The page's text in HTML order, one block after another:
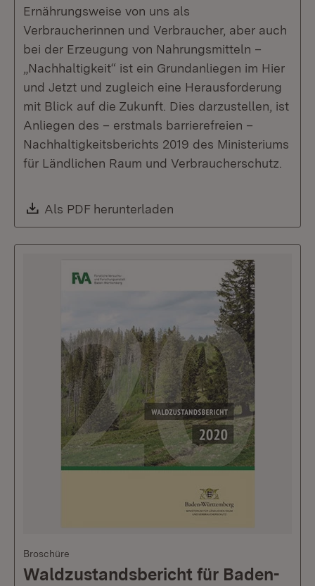
Ernährungsweise von uns als
Verbraucherinnen und Verbraucher, aber auch
bei der Erzeugung von Nahrungsmitteln –
„Nachhaltigkeit“ ist ein Grundanliegen im Hier
und Jetzt und zugleich eine Herausforderung
mit Blick auf die Zukunft. Dies darzustellen, ist
Anliegen des – erstmals barrierefreien –
Nachhaltigkeitsberichts 2019 des Ministeriums
für Ländlichen Raum und Verbraucher­schutz.
Download:
Als PDF herunterladen
Broschüre
Waldzustandsbericht für Baden-